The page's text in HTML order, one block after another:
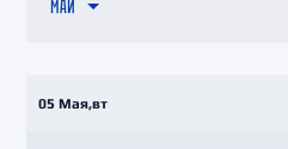
МАЙ
05 Мая,вт